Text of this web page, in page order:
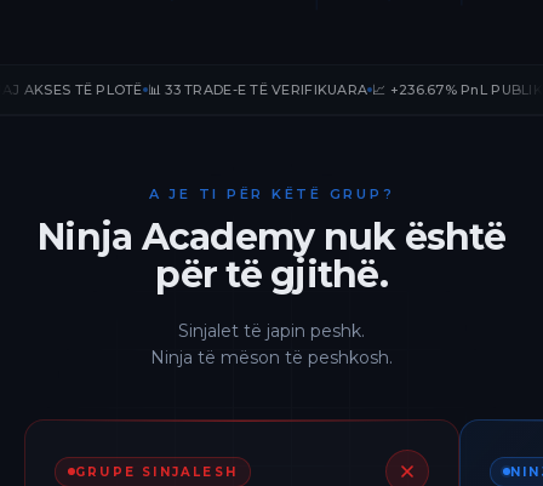
TË PLOTË 📊 33 TRADE-E TË VERIFIKUARA 📈 +236.67% PnL PUBLIK (2026)
A JE TI PËR KËTË GRUP?
Ninja Academy nuk është
për të gjithë.
Sinjalet të japin peshk.
Ninja të mëson të peshkosh.
GRUPE SINJALESH